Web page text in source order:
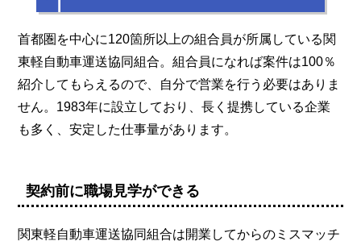
首都圏を中心に120箇所以上の組合員が所属している関
東軽自動車運送協同組合。組合員になれば案件は100％
紹介してもらえるので、自分で営業を行う必要はありま
せん。1983年に設立しており、長く提携している企業
も多く、安定した仕事量があります。
契約前に職場見学ができる
関東軽自動車運送協同組合は開業してからのミスマッチ